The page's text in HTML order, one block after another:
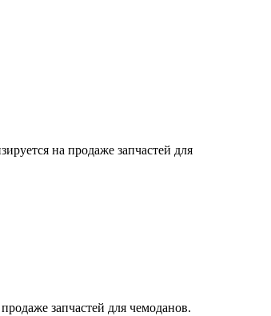
на продаже запчастей для
запчастей для чемоданов.